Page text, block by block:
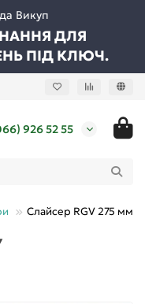
Викуп
ДЛЯ
ПІД КЛЮЧ.
926 52 55
Слайсер RGV 275 мм